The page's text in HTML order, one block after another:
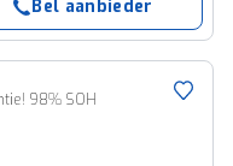
Bel aanbieder
98% SOH